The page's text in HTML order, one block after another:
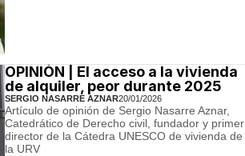
OPINIÓN | El acceso a la vivienda
de alquiler, peor durante 2025
SERGIO NASARRE AZNAR20/01/2026
Artículo de opinión de Sergio Nasarre Aznar,
Catedrático de Derecho civil, fundador y primer
director de la Cátedra UNESCO de vivienda de
la URV